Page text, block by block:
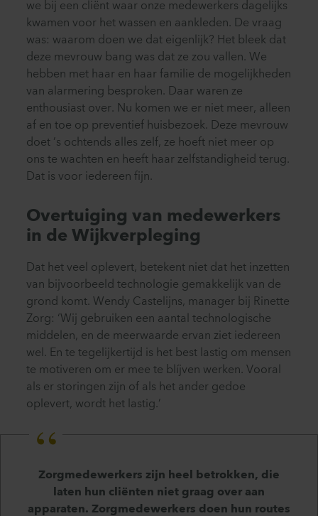
we bij een cliënt waar onze medewerkers dagelijks
kwamen voor het wassen en aankleden. De vraag
was: waarom doen we dat eigenlijk? Het bleek dat
deze mevrouw bang was dat ze zou vallen. We
hebben met haar en haar familie de mogelijkheden
van alarmering besproken. Daar waren ze
enthousiast over. Nu komen we er niet meer, alleen
af en toe op preventief huisbezoek. Deze mevrouw
doet ’s ochtends alles zelf, ze hoeft niet meer op
ons te wachten en heeft haar zelfstandigheid terug.
Dat is voor iedereen fijn.
Overtuiging van medewerkers
in de Wijkverpleging
Dat het veel oplevert, betekent niet dat het inzetten
van bijvoorbeeld technologie gemakkelijk van de
grond komt. Wendy Castelijns, manager bij Rinette
Zorg: ‘Wij gebruiken een aantal technologische
middelen, en de meerwaarde ervan ziet iedereen
wel. En te tegelijkertijd is het best lastig om mensen
te motiveren om er mee te blíjven werken. Vooral
als er storingen zijn of als het ander gedoe
oplevert, wordt het lastig.’
Zorgmedewerkers zijn heel betrokken, die
laten hun cliënten niet graag over aan
apparaten. Zorgmedewerkers doen hun routes